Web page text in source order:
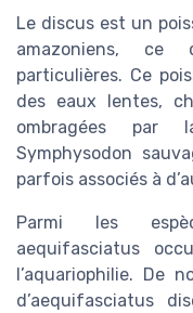
Le discus est un
amazoniens, ce
particulières. Ce
des eaux lentes,
ombragées par
Symphysodon
parfois associés à
Parmi les
aequifasciatus
l’aquariophilie. De
d’aequifasciatus